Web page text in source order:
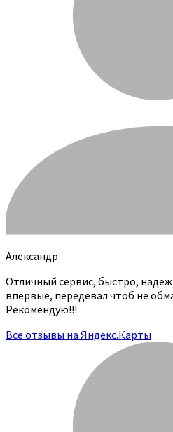
Александр
Отличный сервис, быстро,
впервые, передевал чтоб не
Рекомендую!!!
Все отзывы на Яндекс.Карты